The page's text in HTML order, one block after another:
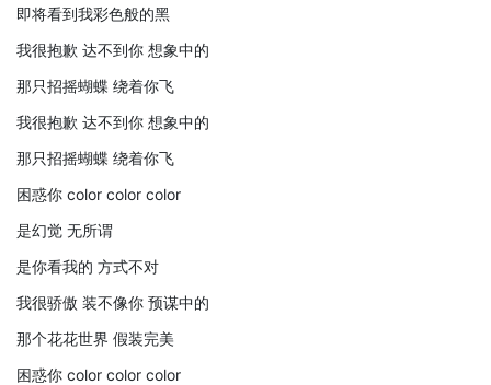
即将看到我彩色般的黑
我很抱歉 达不到你 想象中的
那只招摇蝴蝶 绕着你飞
我很抱歉 达不到你 想象中的
那只招摇蝴蝶 绕着你飞
困惑你 color color color
是幻觉 无所谓
是你看我的 方式不对
我很骄傲 装不像你 预谋中的
那个花花世界 假装完美
困惑你 color color color